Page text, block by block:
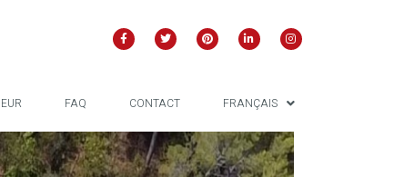
FAQ CONTACT FRANÇAIS